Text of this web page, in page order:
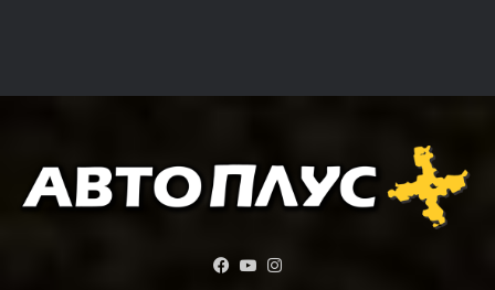
Facebook
YouTube